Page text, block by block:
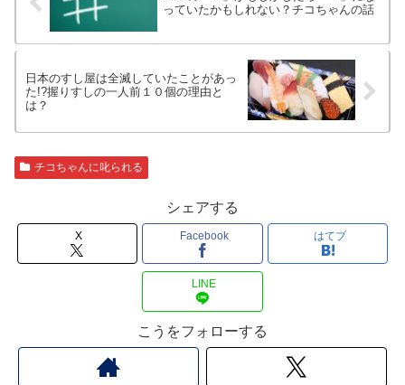
っていたかもしれない？チコちゃんの話
日本のすし屋は全滅していたことがあっ
た!?握りすしの一人前１０個の理由と
は？
チコちゃんに叱られる
シェアする
X Facebook はてブ
LINE
こうをフォローする